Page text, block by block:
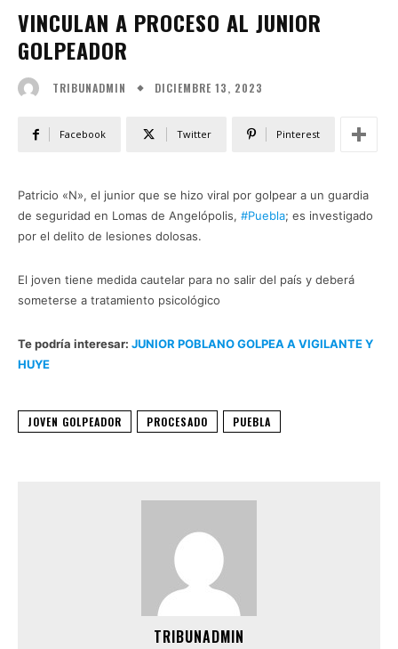
VINCULAN A PROCESO AL JUNIOR
GOLPEADOR
TRIBUNADMIN DICIEMBRE 13, 2023
Facebook Twitter Pinterest
Patricio «N», el junior que se hizo viral por golpear a un guardia
de seguridad en Lomas de Angelópolis, #Puebla; es investigado
por el delito de lesiones dolosas.
El joven tiene medida cautelar para no salir del país y deberá
someterse a tratamiento psicológico
Te podría interesar: JUNIOR POBLANO GOLPEA A VIGILANTE Y
HUYE
JOVEN GOLPEADOR PROCESADO PUEBLA
TRIBUNADMIN